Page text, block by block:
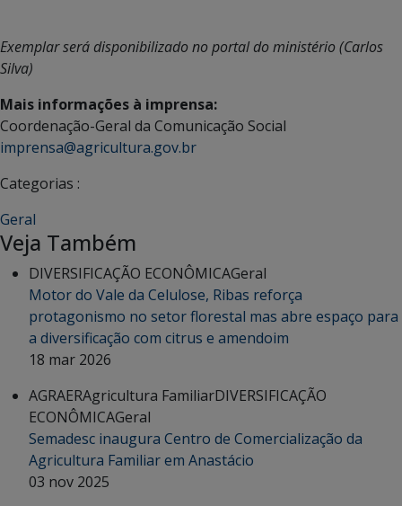
Exemplar será disponibilizado no portal do ministério (Carlos
Silva)
Mais informações à imprensa:
Coordenação-Geral da Comunicação Social
imprensa@agricultura.gov.br
Categorias :
Geral
Veja Também
DIVERSIFICAÇÃO ECONÔMICAGeral
Motor do Vale da Celulose, Ribas reforça
protagonismo no setor florestal mas abre espaço para
a diversificação com citrus e amendoim
18 mar 2026
AGRAERAgricultura FamiliarDIVERSIFICAÇÃO
ECONÔMICAGeral
Semadesc inaugura Centro de Comercialização da
Agricultura Familiar em Anastácio
03 nov 2025